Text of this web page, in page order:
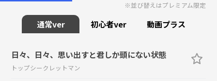
※並び替えはプレミアム限定
通常ver 初心者ver 動画プラス
日々、日々、思い出すと君しか頭にない状態
トップシークレットマン